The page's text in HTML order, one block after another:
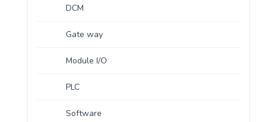
DCM
Gate way
Module I/O
PLC
Software